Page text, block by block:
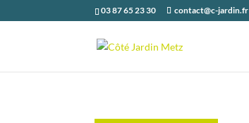
03 87 65 23 30 contact@c-jardin.fr